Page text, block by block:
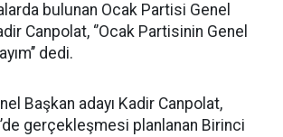
bulunan Ocak Partisi Genel
Canpolat, ‘’Ocak Partisinin Genel
dedi.
Başkan adayı Kadir Canpolat,
gerçekleşmesi planlanan Birinci